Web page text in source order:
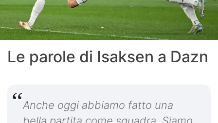
Le parole di Isaksen a Dazn
Anche oggi abbiamo fatto una